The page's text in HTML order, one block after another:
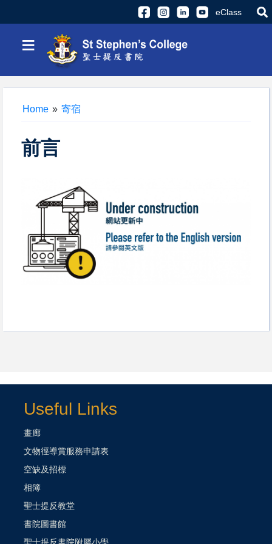
eClass
≡
Home » 寄宿
前言
Useful Links
畫廊
文物徑導賞服務申請表
空缺及招標
相簿
聖士提反教堂
書院圖書館
聖士提反書院附屬小學